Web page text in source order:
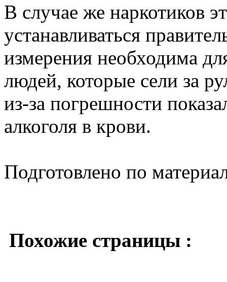
В случае же наркотиков
устанавливаться
измерения необходима
людей, которые сели за
из-за погрешности
алкоголя в крови.
Подготовлено по
Похожие страницы :